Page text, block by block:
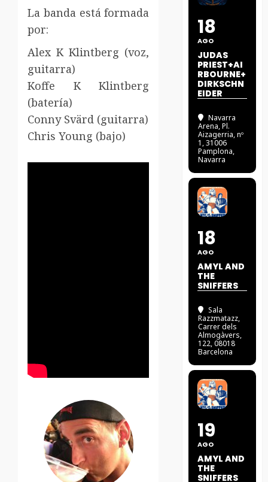
La banda está formada
por:
Alex K Klintberg (voz,
guitarra)
Koffe K Klintberg
(batería)
Conny Svärd (guitarra)
Chris Young (bajo)
18
AGO
JUDAS
PRIEST+AI
RBOURNE+
DIRKSCHN
EIDER
Navarra
Arena, Pl.
Aizagerria, nº
1, 31006
Pamplona,
Navarra
18
AGO
AMYL AND
THE
SNIFFERS
Sala
Razzmatazz,
Carrer dels
Almogàvers,
122, 08018
Barcelona
19
AGO
AMYL AND
THE
SNIFFERS